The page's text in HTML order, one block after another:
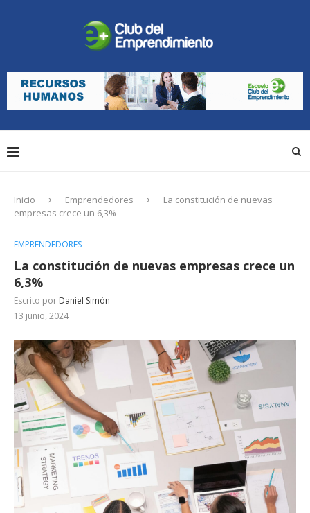
Inicio Emprendedores
La constitución de nuevas
empresas crece un 6,3%
EMPRENDEDORES
La constitución de nuevas empresas crece un
6,3%
Escrito por Daniel Simón
13 junio, 2024